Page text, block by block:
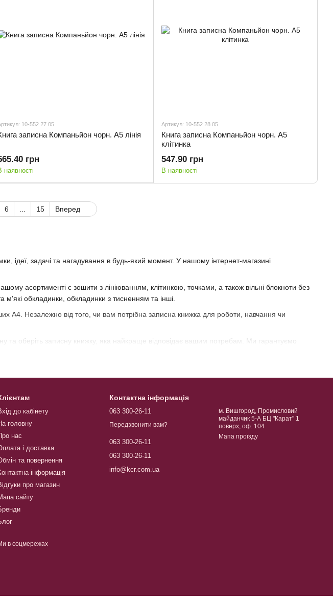
ідеї, задачі та нагадування в будь-який момент. У нашому інтернет-магазині
асортименті є зошити з лініюванням, клітинкою, точками, а також вільні блокноти без
м'які обкладинки, обкладинки з тисненням та інші.
A4. Незалежно від того, чи вам потрібна записна книжка для роботи, навчання чи
та оберіть записну книжку, яка найкраще відповідає вашим потребам. Ми гарантуємо
10-552 27 05
записна Компаньйон чорн. А5 лінія
грн
наявності
Артикул: 10-552 28 05
Книга записна Компаньйон чорн. А5
клітинка
547.90 грн
В наявності
6 15 Вперед
до кабінету
головну
нас
і доставка
та повернення
інформація
про магазин
сайту
в соцмережах
Контактна інформація
063 300-26-11
Передзвонити вам?
063 300-26-11
063 300-26-11
info@kcr.com.ua
м. Вишгород, Промисловий
майданчик 5-А БЦ "Карат" 1
поверх, оф. 104
Мапа проїзду